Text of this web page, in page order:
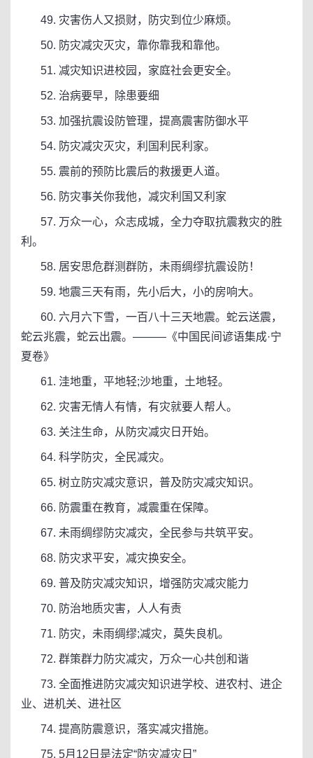
49. 灾害伤人又损财，防灾到位少麻烦。
50. 防灾减灾灭灾，靠你靠我和靠他。
51. 减灾知识进校园，家庭社会更安全。
52. 治病要早，除患要细
53. 加强抗震设防管理，提高震害防御水平
54. 防灾减灾灭灾，利国利民利家。
55. 震前的预防比震后的救援更人道。
56. 防灾事关你我他，减灾利国又利家
57. 万众一心，众志成城，全力夺取抗震救灾的胜
利。
58. 居安思危群测群防，未雨绸缪抗震设防！
59. 地震三天有雨，先小后大，小的房响大。
60. 六月六下雪，一百八十三天地震。蛇云送震，
蛇云兆震，蛇云出震。———《中国民间谚语集成·宁
夏卷》
61. 洼地重，平地轻;沙地重，土地轻。
62. 灾害无情人有情，有灾就要人帮人。
63. 关注生命，从防灾减灾日开始。
64. 科学防灾，全民减灾。
65. 树立防灾减灾意识，普及防灾减灾知识。
66. 防震重在教育，减震重在保障。
67. 未雨绸缪防灾减灾，全民参与共筑平安。
68. 防灾求平安，减灾换安全。
69. 普及防灾减灾知识，增强防灾减灾能力
70. 防治地质灾害，人人有责
71. 防灾，未雨绸缪;减灾，莫失良机。
72. 群策群力防灾减灾，万众一心共创和谐
73. 全面推进防灾减灾知识进学校、进农村、进企
业、进机关、进社区
74. 提高防震意识，落实减灾措施。
75. 5月12日是法定“防灾减灾日”